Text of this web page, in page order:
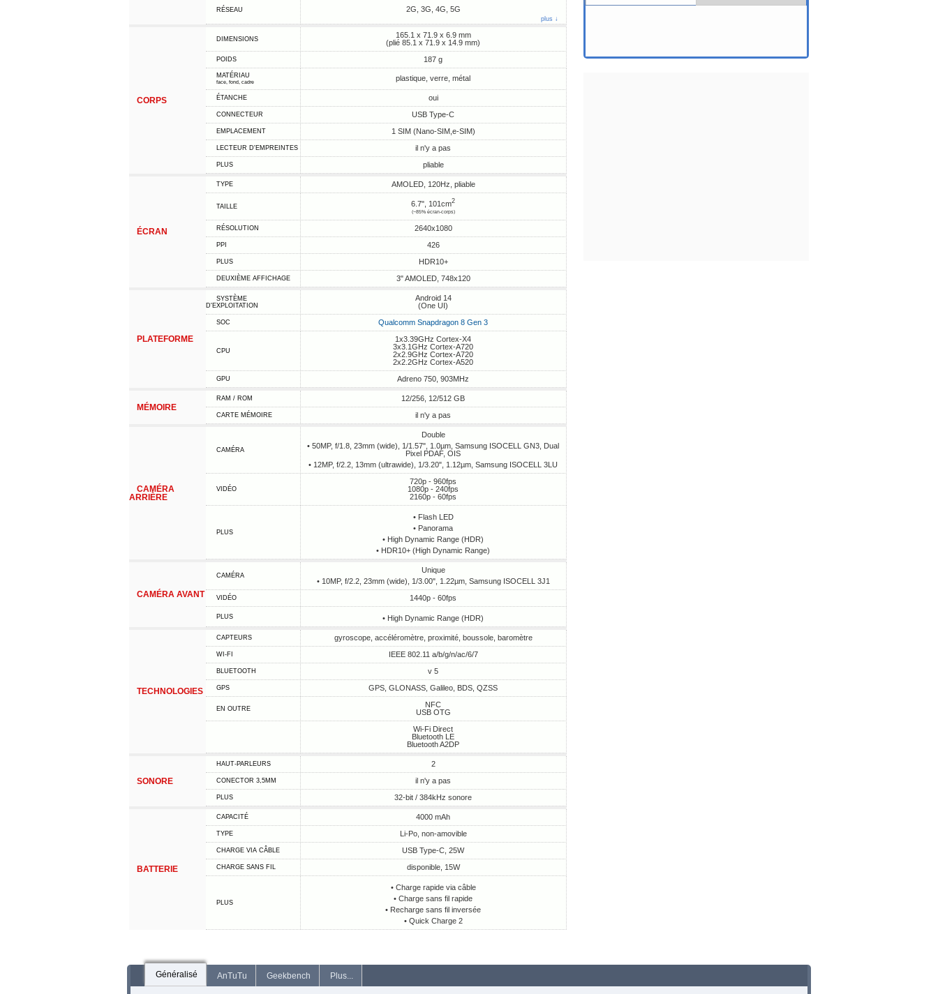
RÉSEAU 2G, 3G, 4G, 5G
plus ↓
CORPS
DIMENSIONS
165.1 x 71.9 x 6.9 mm
(plié 85.1 x 71.9 x 14.9 mm)
POIDS 187 g
MATÉRIAU
face, fond, cadre plastique, verre, métal
ÉTANCHE oui
CONNECTEUR USB Type-C
EMPLACEMENT 1 SIM (Nano-SIM,e-SIM)
LECTEUR D'EMPREINTES il n'y a pas
PLUS pliable
ÉCRAN
TYPE AMOLED, 120Hz, pliable
TAILLE 6.7", 101cm2
(~85% écran-corps)
RÉSOLUTION 2640x1080
PPI 426
PLUS HDR10+
DEUXIÈME AFFICHAGE 3" AMOLED, 748x120
PLATEFORME
SYSTÈME
D'EXPLOITATION
Android 14
(One UI)
SOC Qualcomm Snapdragon 8 Gen 3
CPU
1x3.39GHz Cortex-X4
3x3.1GHz Cortex-A720
2x2.9GHz Cortex-A720
2x2.2GHz Cortex-A520
GPU Adreno 750, 903MHz
MÉMOIRE
RAM / ROM 12/256, 12/512 GB
CARTE MÉMOIRE il n'y a pas
CAMÉRA
ARRIÈRE
CAMÉRA
Double
• 50MP, f/1.8, 23mm (wide), 1/1.57", 1.0µm, Samsung ISOCELL GN3, Dual
Pixel PDAF, OIS
• 12MP, f/2.2, 13mm (ultrawide), 1/3.20", 1.12µm, Samsung ISOCELL 3LU
VIDÉO
720p - 960fps
1080p - 240fps
2160p - 60fps
PLUS
• Flash LED
• Panorama
• High Dynamic Range (HDR)
• HDR10+ (High Dynamic Range)
CAMÉRA AVANT
CAMÉRA
Unique
• 10MP, f/2.2, 23mm (wide), 1/3.00", 1.22µm, Samsung ISOCELL 3J1
VIDÉO 1440p - 60fps
PLUS • High Dynamic Range (HDR)
TECHNOLOGIES
CAPTEURS gyroscope, accéléromètre, proximité, boussole, baromètre
WI-FI IEEE 802.11 a/b/g/n/ac/6/7
BLUETOOTH v 5
GPS GPS, GLONASS, Galileo, BDS, QZSS
EN OUTRE
NFC
USB OTG
Wi-Fi Direct
Bluetooth LE
Bluetooth A2DP
SONORE
HAUT-PARLEURS 2
CONECTOR 3,5MM il n'y a pas
PLUS 32-bit / 384kHz sonore
BATTERIE
CAPACITÉ 4000 mAh
TYPE Li-Po, non-amovible
CHARGE VIA CÂBLE USB Type-C, 25W
CHARGE SANS FIL disponible, 15W
PLUS
• Charge rapide via câble
• Charge sans fil rapide
• Recharge sans fil inversée
• Quick Charge 2
Généralisé AnTuTu Geekbench Plus...